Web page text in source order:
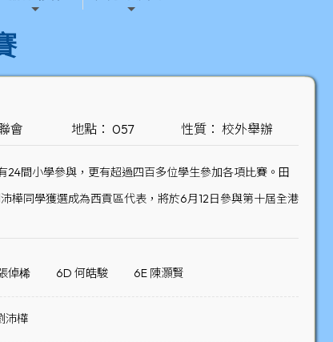
會 地點： 057 性質： 校外舉辦
間小學參與，更有超過四百多位學生參加各項比賽。田
樺同學獲選成為西貢區代表，將於6月12日參與第十屆全港
倬桸 6D 何皓駿 6E 陳灝賢
沛樺